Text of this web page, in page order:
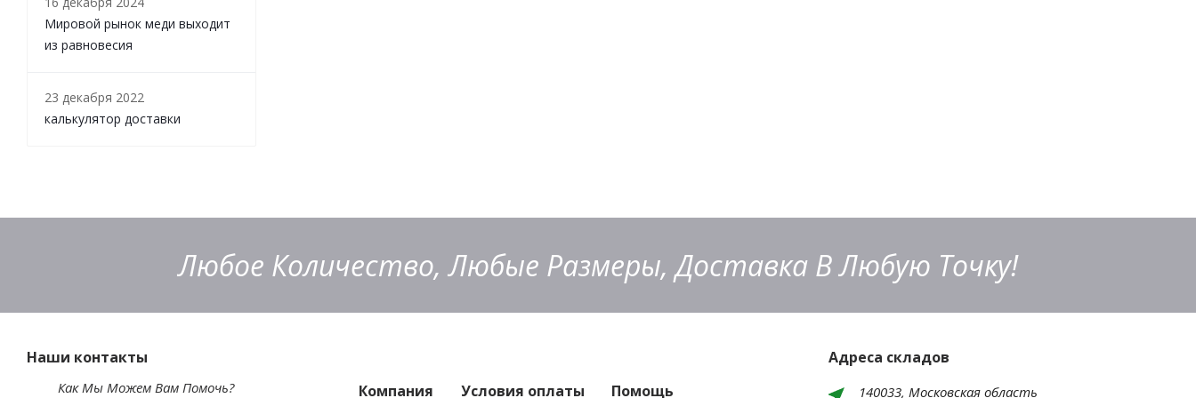
Мировой рынок меди выходит
из равновесия
23 декабря 2022
калькулятор доставки
Любое Количество, Любые Размеры, Доставка В Любую Точку!
Наши контакты
Как Мы Можем Вам Помочь? Компания Условия оплаты Помощь
Адреса складов
140033, Московская область